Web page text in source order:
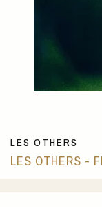
LES OTHERS
LES OTHERS -